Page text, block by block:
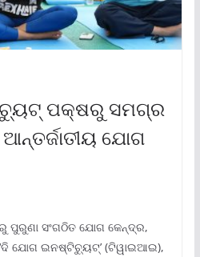
ପକ୍ଷରୁ ସମଗ୍ର
ଯୋଗ
ପୁରୁଣା ସଂଗଠିତ ଯୋଗ କେନ୍ଦ୍ର,
‘ଦି ଯୋଗ ଇନଷ୍ଟିଚ୍ୟୁଟ୍‌’ (ଟିୱାଇଆଇ),